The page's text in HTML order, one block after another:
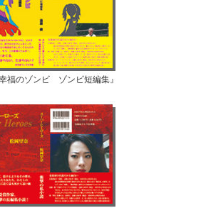
福のゾンビ ゾンビ短編集』